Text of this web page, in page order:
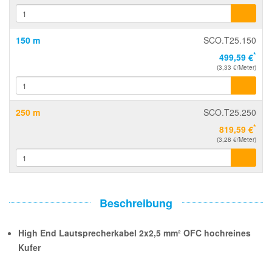
150 m
SCO.T25.150
499,59 €*
(3,33 €/Meter)
250 m
SCO.T25.250
819,59 €*
(3,28 €/Meter)
Beschreibung
High End Lautsprecherkabel 2x2,5 mm² OFC hochreines
Kufer